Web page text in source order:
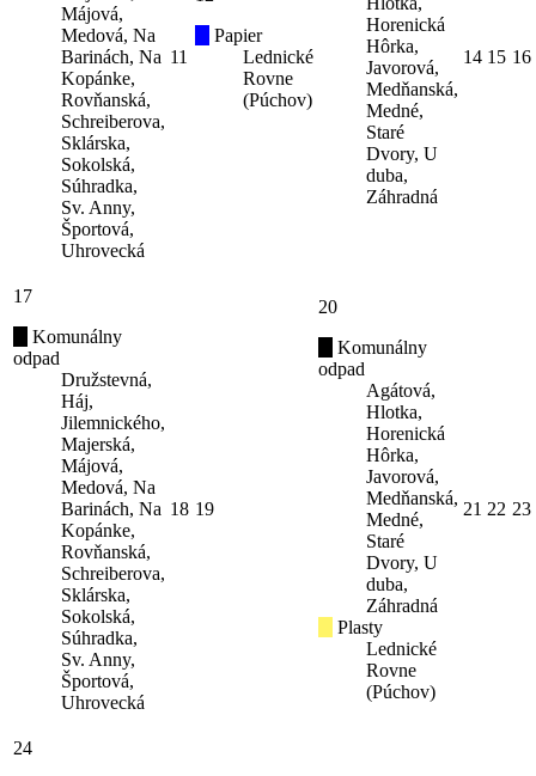
Májová,
Medová, Na
Barinách, Na
Kopánke,
Rovňanská,
Schreiberova,
Sklárska,
Sokolská,
Súhradka,
Sv. Anny,
Športová,
Uhrovecká
11
Papier
Lednické
Rovne
(Púchov)
Horenická
Hôrka,
Javorová,
Medňanská,
Medné,
Staré
Dvory, U
duba,
Záhradná
14 15 16
17
Komunálny
odpad
Družstevná,
Háj,
Jilemnického,
Majerská,
Májová,
Medová, Na
Barinách, Na
Kopánke,
Rovňanská,
Schreiberova,
Sklárska,
Sokolská,
Súhradka,
Sv. Anny,
Športová,
Uhrovecká
18 19
20
Komunálny
odpad
Agátová,
Hlotka,
Horenická
Hôrka,
Javorová,
Medňanská,
Medné,
Staré
Dvory, U
duba,
Záhradná
Plasty
Lednické
Rovne
(Púchov)
21 22 23
24